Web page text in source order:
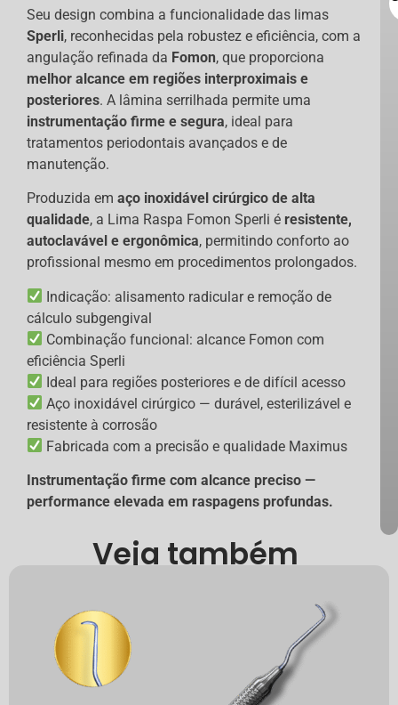
Seu design combina a funcionalidade das limas
Sperli, reconhecidas pela robustez e eficiência, com a
angulação refinada da Fomon, que proporciona
melhor alcance em regiões interproximais e
posteriores. A lâmina serrilhada permite uma
instrumentação firme e segura, ideal para
tratamentos periodontais avançados e de
manutenção.
Produzida em aço inoxidável cirúrgico de alta
qualidade, a Lima Raspa Fomon Sperli é resistente,
autoclavável e ergonômica, permitindo conforto ao
profissional mesmo em procedimentos prolongados.
Indicação: alisamento radicular e remoção de
cálculo subgengival
Combinação funcional: alcance Fomon com
eficiência Sperli
Ideal para regiões posteriores e de difícil acesso
Aço inoxidável cirúrgico — durável, esterilizável e
resistente à corrosão
Fabricada com a precisão e qualidade Maximus
Instrumentação firme com alcance preciso —
performance elevada em raspagens profundas.
Veja também